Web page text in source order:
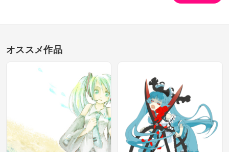
オススメ作品